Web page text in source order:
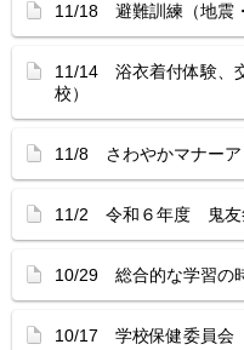
11/18 避難訓練（地震
11/14 浴衣着付体験、
校）
11/8 さわやかマナーア
11/2 令和６年度 鬼友
10/29 総合的な学習の
10/17 学校保健委員会